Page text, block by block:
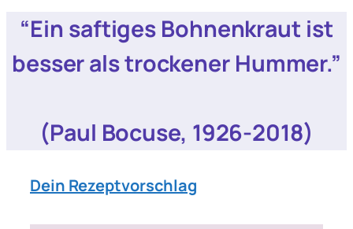
“Ein saftiges Bohnenkraut ist
besser als trockener Hummer.”
(Paul Bocuse, 1926-2018)
Dein Rezeptvorschlag